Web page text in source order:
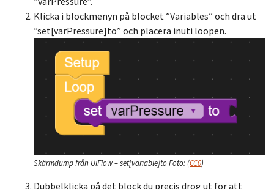
Klicka i blockmenyn på blocket ”Variables” och dra ut
”set[varPressure]to” och placera inuti loopen.
Skärmdump från UIFlow – set[variable]toFoto:(CC0)
Dubbelklicka på det block du precis drog ut för att